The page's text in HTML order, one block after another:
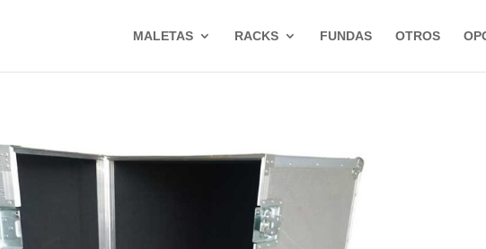
MALETAS RACKS FUNDAS OTROS